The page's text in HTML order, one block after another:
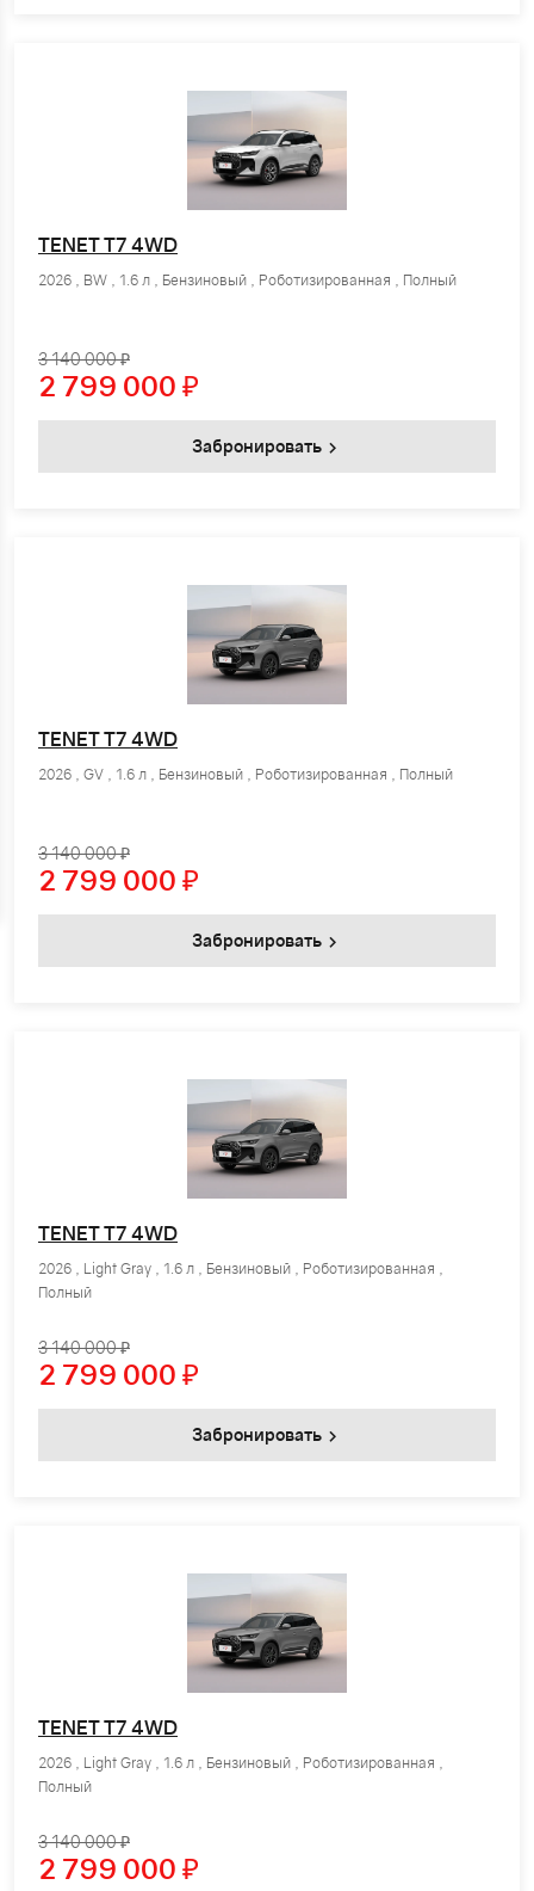
TENET T7 4WD
2026 , BW , 1.6 л , Бензиновый , Роботизированная , Полный
3 140 000 ₽
2 799 000 ₽
Забронировать
TENET T7 4WD
2026 , GV , 1.6 л , Бензиновый , Роботизированная , Полный
3 140 000 ₽
2 799 000 ₽
Забронировать
TENET T7 4WD
2026 , Light Gray , 1.6 л , Бензиновый , Роботизированная ,
Полный
3 140 000 ₽
2 799 000 ₽
Забронировать
TENET T7 4WD
2026 , Light Gray , 1.6 л , Бензиновый , Роботизированная ,
Полный
3 140 000 ₽
2 799 000 ₽